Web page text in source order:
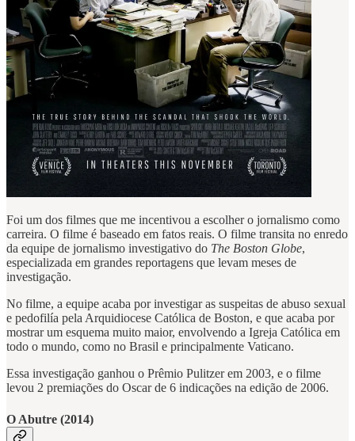
Foi um dos filmes que me incentivou a escolher o jornalismo como
carreira. O filme é baseado em fatos reais. O filme transita no enredo
da equipe de jornalismo investigativo do The Boston Globe,
especializada em grandes reportagens que levam meses de
investigação.
No filme, a equipe acaba por investigar as suspeitas de abuso sexual
e pedofilía pela Arquidiocese Católica de Boston, e que acaba por
mostrar um esquema muito maior, envolvendo a Igreja Católica em
todo o mundo, como no Brasil e principalmente Vaticano.
Essa investigação ganhou o Prêmio Pulitzer em 2003, e o filme
levou 2 premiações do Oscar de 6 indicações na edição de 2006.
O Abutre (2014)